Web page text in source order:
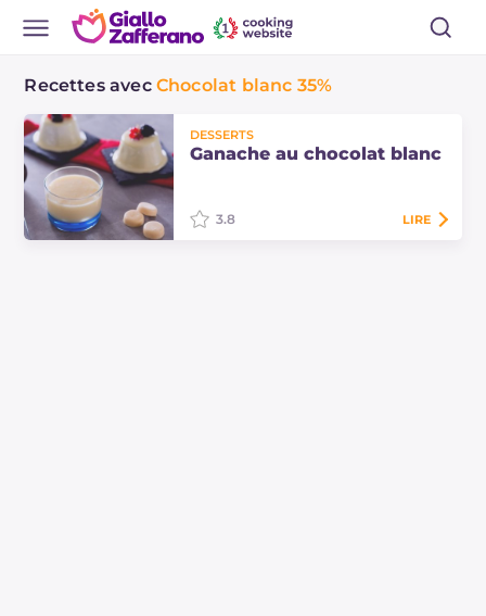
Recettes avec Chocolat blanc 35%
DESSERTS
Ganache au chocolat blanc
3.8 LIRE